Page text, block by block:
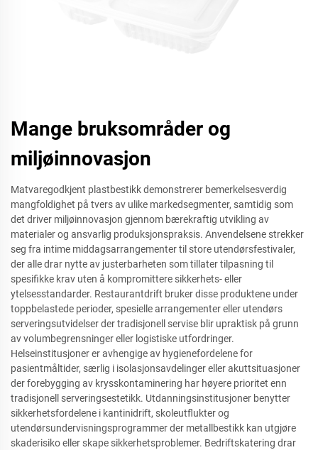
Mange bruksområder og
miljøinnovasjon
Matvaregodkjent plastbestikk demonstrerer bemerkelsesverdig
mangfoldighet på tvers av ulike markedsegmenter, samtidig som
det driver miljøinnovasjon gjennom bærekraftig utvikling av
materialer og ansvarlig produksjonspraksis. Anvendelsene strekker
seg fra intime middagsarrangementer til store utendørsfestivaler,
der alle drar nytte av justerbarheten som tillater tilpasning til
spesifikke krav uten å kompromittere sikkerhets- eller
ytelsesstandarder. Restaurantdrift bruker disse produktene under
toppbelastede perioder, spesielle arrangementer eller utendørs
serveringsutvidelser der tradisjonell servise blir upraktisk på grunn
av volumbegrensninger eller logistiske utfordringer.
Helseinstitusjoner er avhengige av hygienefordelene for
pasientmåltider, særlig i isolasjonsavdelinger eller akuttsituasjoner
der forebygging av krysskontaminering har høyere prioritet enn
tradisjonell serveringsestetikk. Utdanningsinstitusjoner benytter
sikkerhetsfordelene i kantinidrift, skoleutflukter og
utendørsundervisningsprogrammer der metallbestikk kan utgjøre
skaderisiko eller skape sikkerhetsproblemer. Bedriftskatering drar